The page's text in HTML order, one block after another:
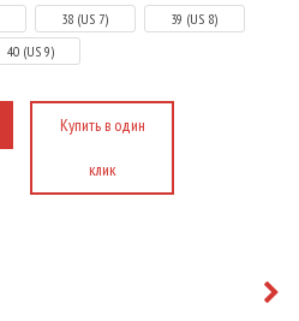
38 (US 7)
39 (US 8)
40 (US 9)
Купить в один
клик